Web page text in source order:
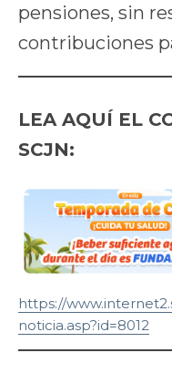
pensiones, sin
contribuciones
LEA AQUÍ EL
SCJN:
https://
noticia.asp?id=8012